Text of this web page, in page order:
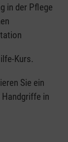
in der Pflege
Kurs.
Sie ein
in